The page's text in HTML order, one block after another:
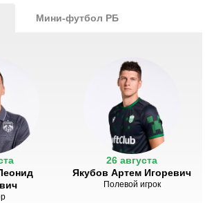
Мини-футбол РБ
26 августа
Якубов Артем Игоревич
Полевой игрок